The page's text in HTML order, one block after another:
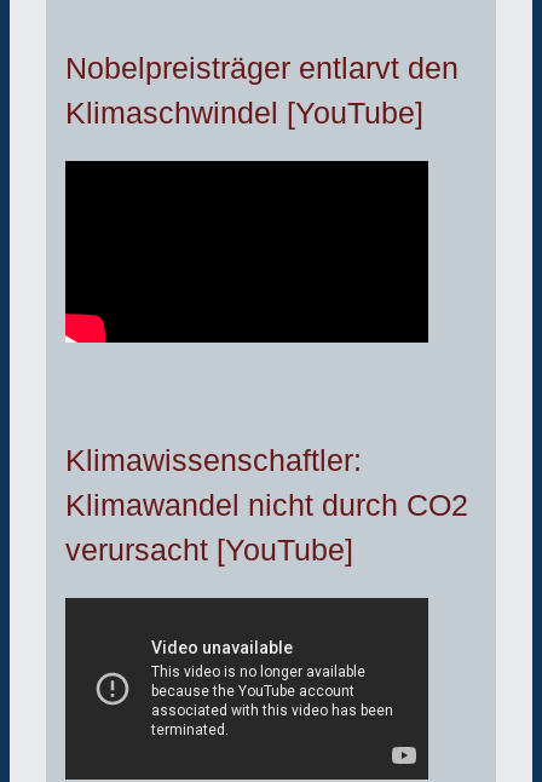
Nobelpreisträger entlarvt den
Klimaschwindel [YouTube]
Klimawissenschaftler:
Klimawandel nicht durch CO2
verursacht [YouTube]